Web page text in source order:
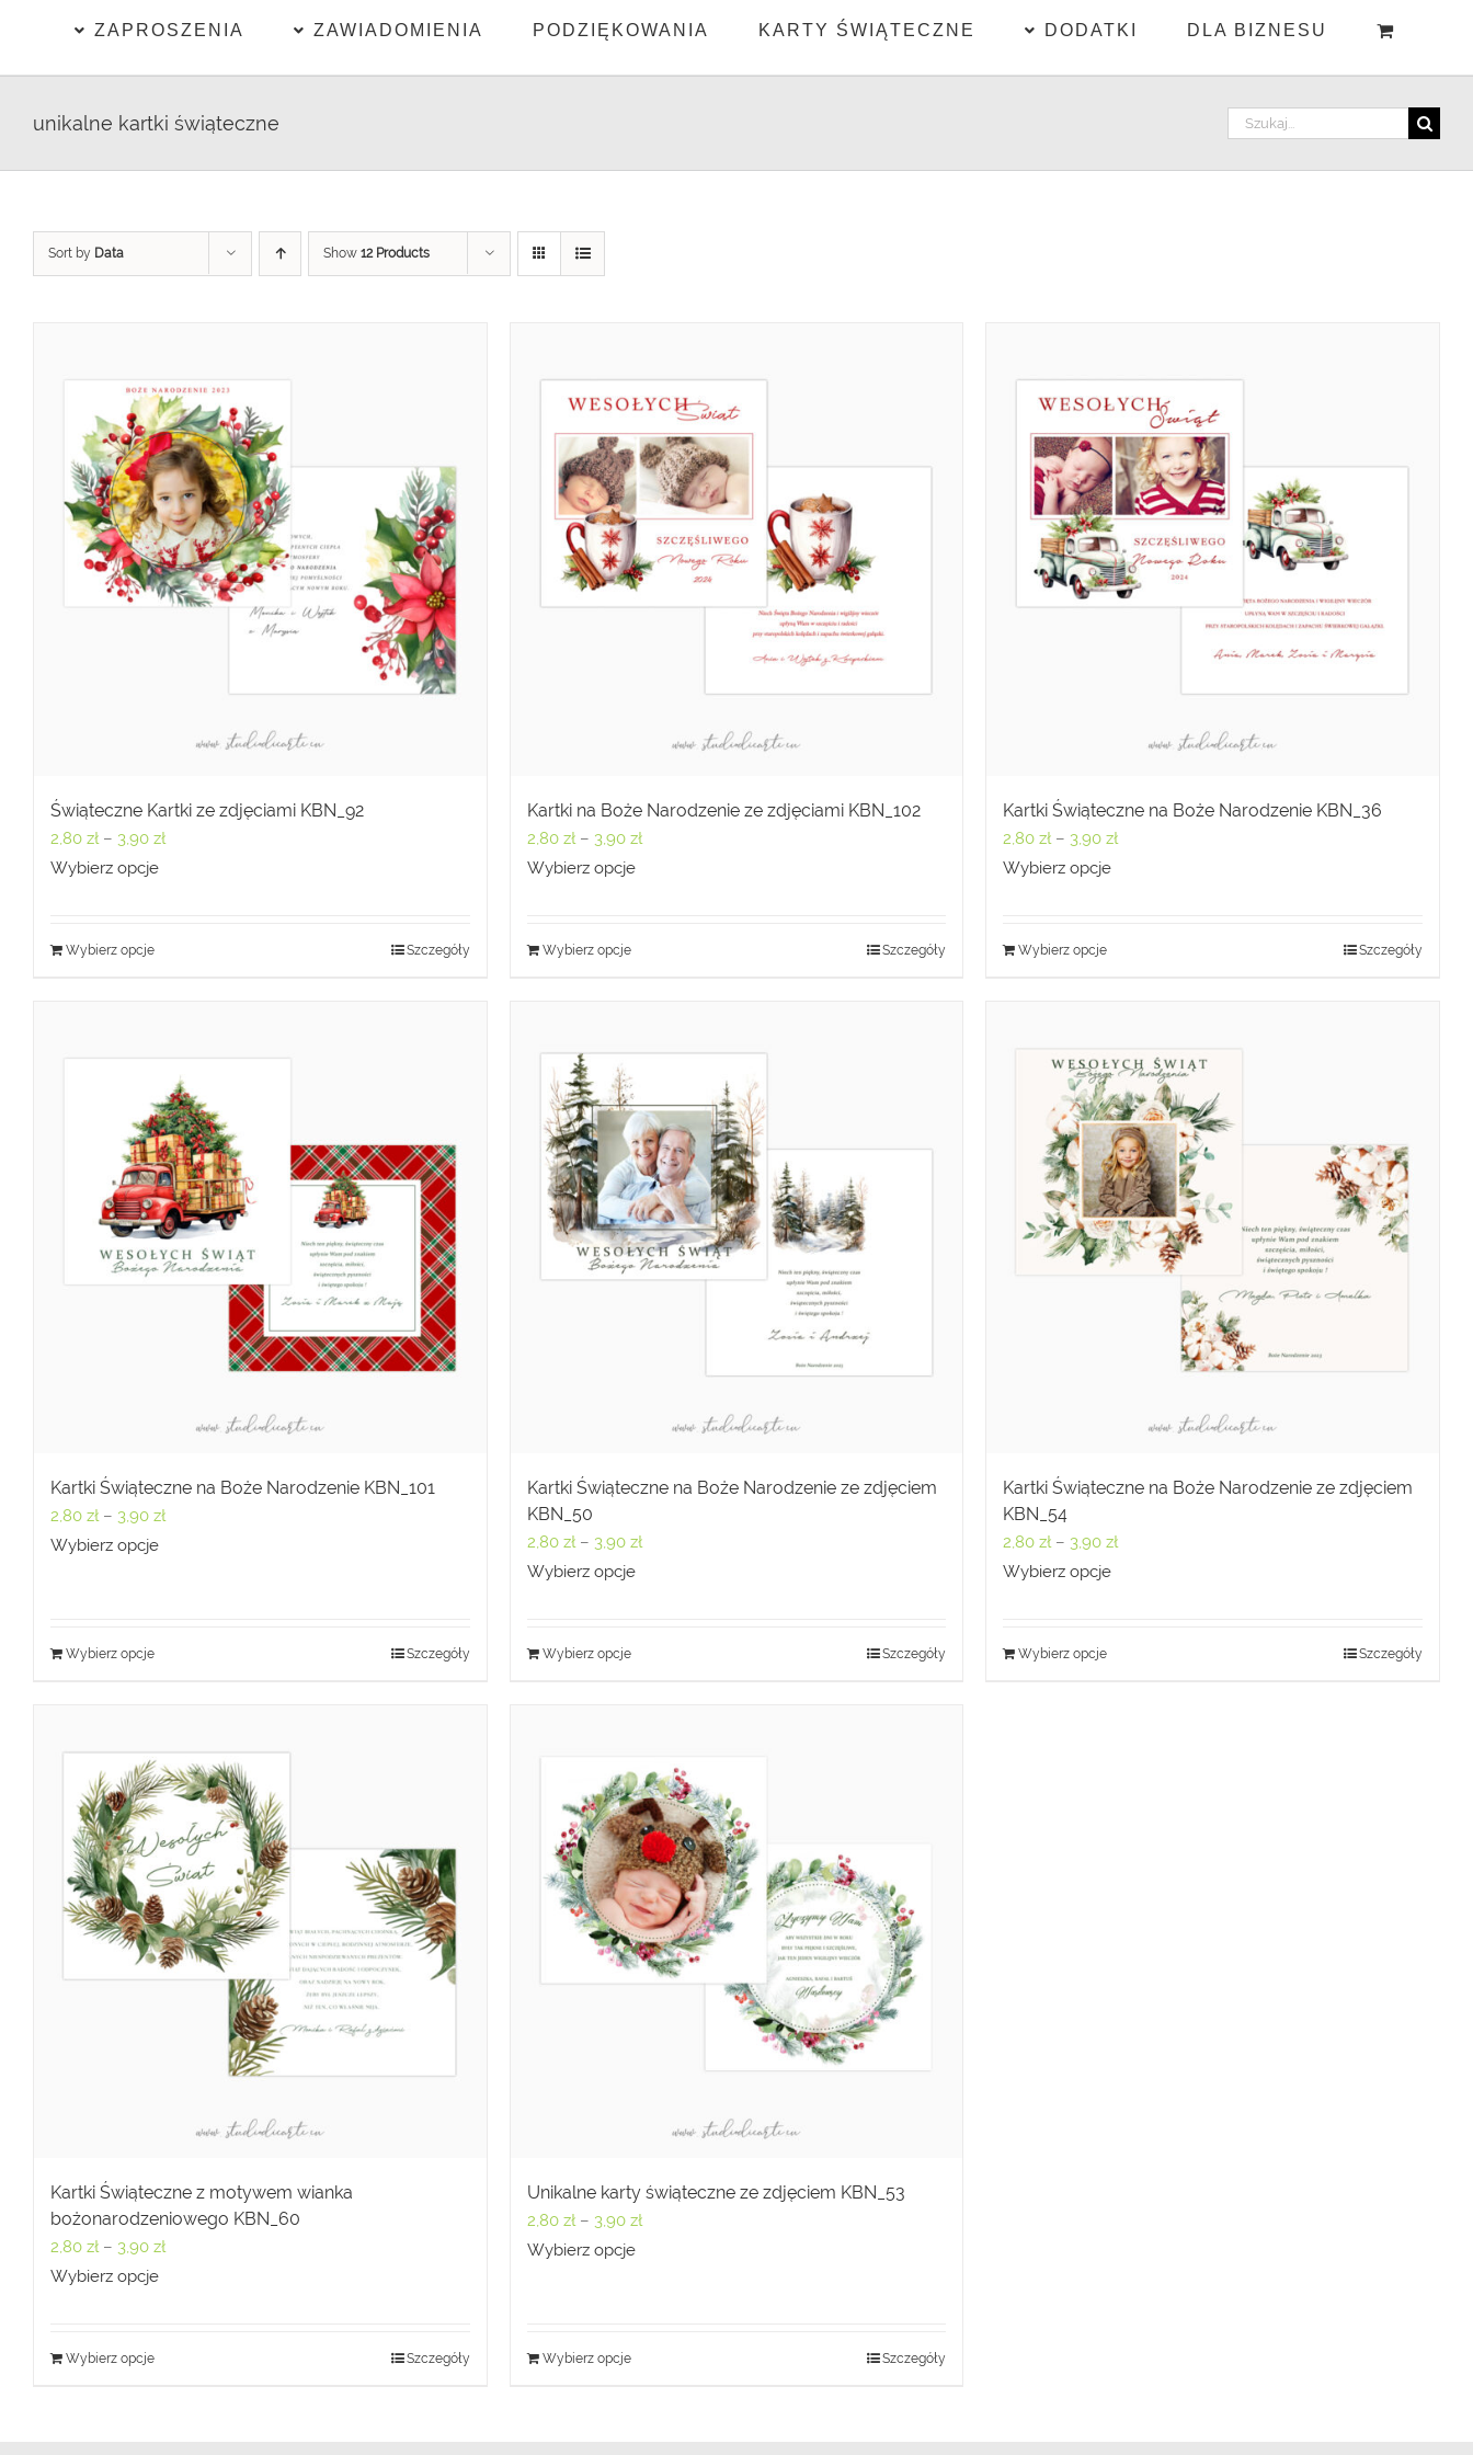
ZAPROSZENIA ZAWIADOMIENIA PODZIĘKOWANIA KARTY ŚWIĄTECZNE DODATKI DLA BIZNESU
unikalne kartki świąteczne Szukaj
Sort by Data Show 12 Products
Świąteczne Kartki ze zdjęciami KBN_92
2,80 zł – 3,90 złZakres
Wybierz opcje
Wybierz opcje Szczegóły
Kartki na Boże Narodzenie ze zdjęciami KBN_102
2,80 zł – 3,90 złZakres
Wybierz opcje
Wybierz opcje Szczegóły
Kartki Świąteczne na Boże Narodzenie KBN_36
2,80zł – 3,90złZakres
Wybierz opcje
Wybierz opcje Szczegóły
Kartki Świąteczne na Boże Narodzenie KBN_101
2,80 zł – 3,90 złZakres
Wybierz opcje
Wybierz opcje Szczegóły
Kartki Świąteczne na Boże Narodzenie ze zdjęciem
KBN_50
2,80 zł – 3,90 złZakres
Wybierz opcje
Wybierz opcje Szczegóły
Kartki Świąteczne na Boże Narodzenie ze zdjęciem
KBN_54
2,80zł – 3,90złZakres
Wybierz opcje
Wybierz opcje Szczegóły
Kartki Świąteczne z motywem wianka
bożonarodzeniowego KBN_60
2,80 zł – 3,90 złZakres
Wybierz opcje
Wybierz opcje Szczegóły
Unikalne karty świąteczne ze zdjęciem KBN_53
2,80 zł – 3,90 złZakres
Wybierz opcje
Wybierz opcje Szczegóły